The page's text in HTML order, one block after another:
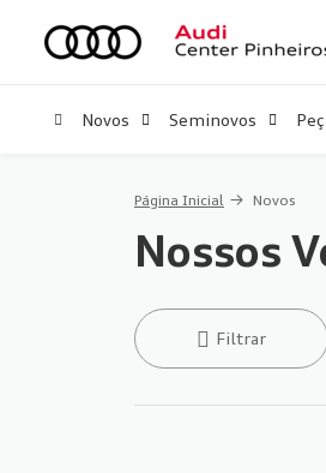
Novos Seminovos
Página Inicial Novos
Nossos
Filtrar